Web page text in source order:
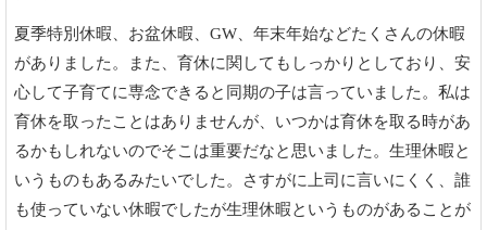
夏季特別休暇、お盆休暇、GW、年末年始などたくさんの休暇
がありました。また、育休に関してもしっかりとしており、安
心して子育てに専念できると同期の子は言っていました。私は
育休を取ったことはありませんが、いつかは育休を取る時があ
るかもしれないのでそこは重要だなと思いました。生理休暇と
いうものもあるみたいでした。さすがに上司に言いにくく、誰
も使っていない休暇でしたが生理休暇というものがあることが